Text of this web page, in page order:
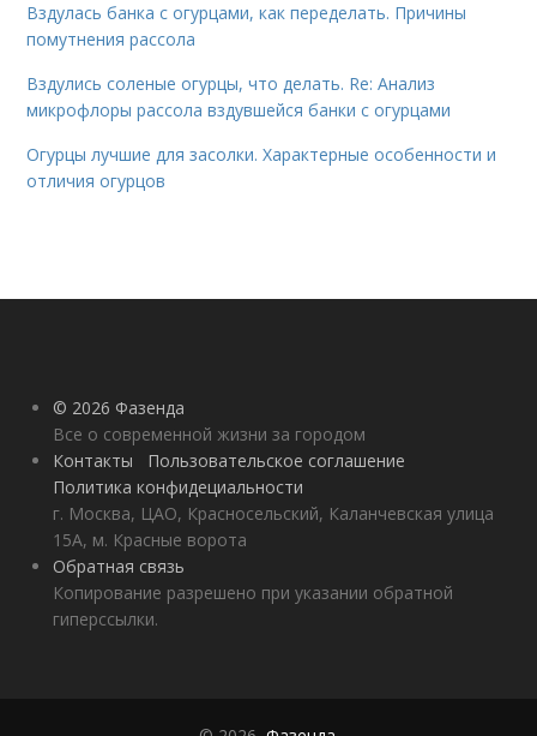
Вздулась банка с огурцами, как переделать. Причины
помутнения рассола
Вздулись соленые огурцы, что делать. Re: Анализ
микрофлоры рассола вздувшейся банки с огурцами
Огурцы лучшие для засолки. Характерные особенности и
отличия огурцов
© 2026 Фазенда
Все о современной жизни за городом
Контакты
Пользовательское соглашение
Политика конфидециальности
г. Москва, ЦАО, Красносельский, Каланчевская улица
15А, м. Красные ворота
Обратная связь
Копирование разрешено при указании обратной
гиперссылки.